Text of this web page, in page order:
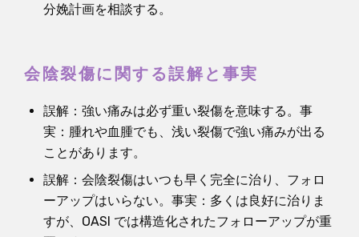
分娩計画を相談する。
会陰裂傷に関する誤解と事実
誤解：強い痛みは必ず重い裂傷を意味する。事
実：腫れや血腫でも、浅い裂傷で強い痛みが出る
ことがあります。
誤解：会陰裂傷はいつも早く完全に治り、フォロ
ーアップはいらない。事実：多くは良好に治りま
すが、OASI では構造化されたフォローアップが重